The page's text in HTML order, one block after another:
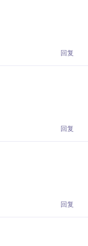
回复
回复
回复